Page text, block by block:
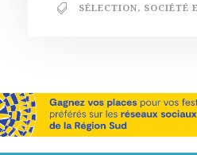
SÉLECTION, SOCIÉTÉ